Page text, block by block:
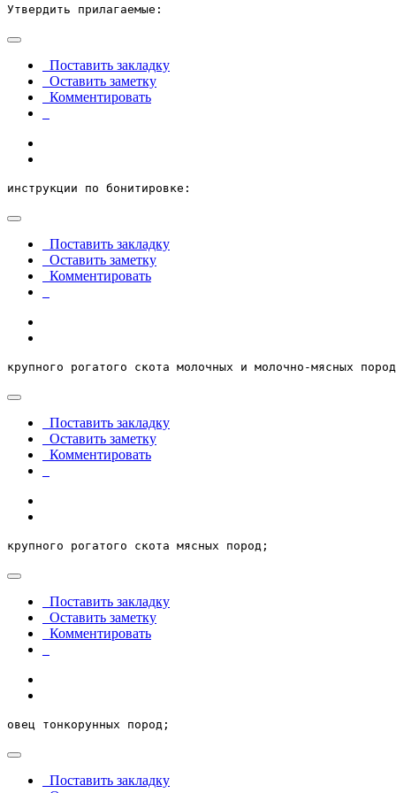
Утвердить прилагаемые:
Поставить закладку
Оставить заметку
Комментировать
инструкции по бонитировке:
Поставить закладку
Оставить заметку
Комментировать
крупного рогатого скота молочных и молочно-мясных
Поставить закладку
Оставить заметку
Комментировать
крупного рогатого скота мясных пород;
Поставить закладку
Оставить заметку
Комментировать
овец тонкорунных пород;
Поставить закладку